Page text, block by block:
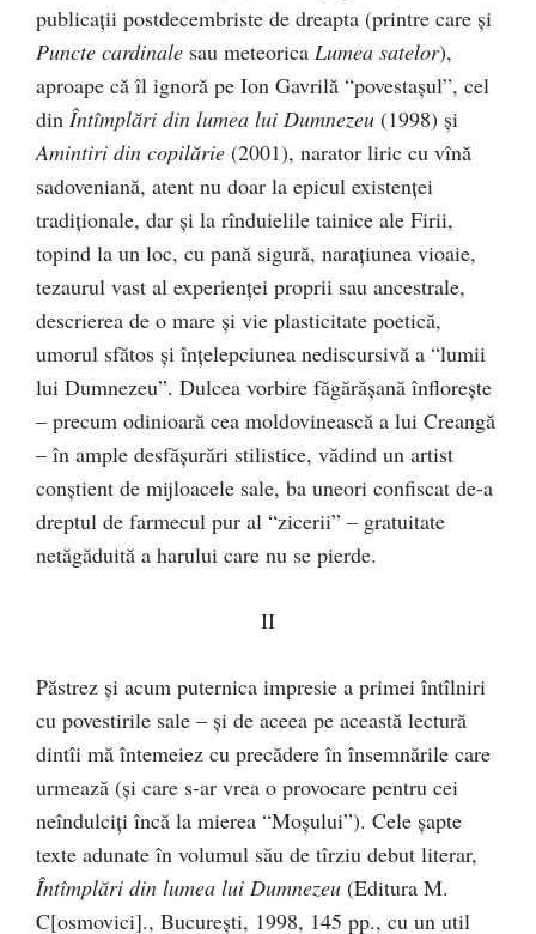
publicaţii postdecembriste de dreapta (printre care şi
Puncte cardinale sau meteorica Lumea satelor),
aproape că îl ignoră pe Ion Gavrilă “povestaşul”, cel
din Întîmplări din lumea lui Dumnezeu (1998) şi
Amintiri din copilărie (2001), narator liric cu vînă
sadoveniană, atent nu doar la epicul existenţei
tradiţionale, dar şi la rînduielile tainice ale Firii,
topind la un loc, cu pană sigură, naraţiunea vioaie,
tezaurul vast al experienţei proprii sau ancestrale,
descrierea de o mare şi vie plasticitate poetică,
umorul sfătos şi înţelepciunea nediscursivă a “lumii
lui Dumnezeu”. Dulcea vorbire făgărăşană înfloreşte
– precum odinioară cea moldovinească a lui Creangă
– în ample desfăşurări stilistice, vădind un artist
conştient de mijloacele sale, ba uneori confiscat de-a
dreptul de farmecul pur al “zicerii” – gratuitate
netăgăduită a harului care nu se pierde.
II
Păstrez şi acum puternica impresie a primei întîlniri
cu povestirile sale – şi de aceea pe această lectură
dintîi mă întemeiez cu precădere în însemnările care
urmează (şi care s-ar vrea o provocare pentru cei
neîndulciţi încă la mierea “Moşului”). Cele şapte
texte adunate în volumul său de tîrziu debut literar,
Întîmplări din lumea lui Dumnezeu (Editura M.
C[osmovici]., Bucureşti, 1998, 145 pp., cu un util